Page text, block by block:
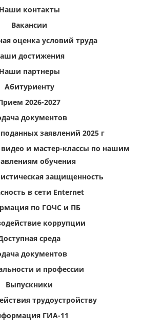
Наши контакты
Вакансии
оценка условий труда
достижения
Наши партнеры
Абитуриенту
2026-2027
документов
заявлений 2025 г
и мастер-классы по нашим
обучения
защищенность
в сети Enternet
по ГОЧС и ПБ
коррупции
среда
документов
и профессии
Выпускники
трудоустройству
ГИА-11